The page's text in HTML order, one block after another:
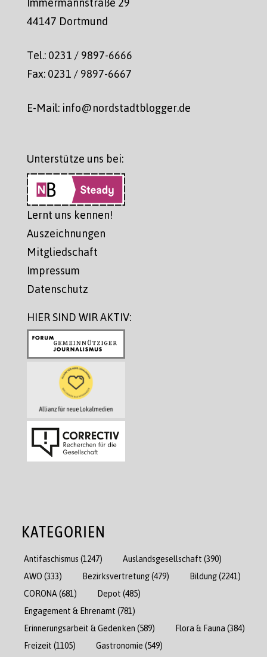
44147 Dortmund
Tel.: 0231 / 9897-6666
Fax: 0231 / 9897-6667
E-Mail: info@nordstadtblogger.de
Unterstütze uns bei:
Lernt uns kennen!
Auszeichnungen
Mitgliedschaft
Impressum
Datenschutz
HIER SIND WIR AKTIV:
KATEGORIEN
Antifaschismus (1247) Auslandsgesellschaft (390)
AWO (333) Bezirksvertretung(479) Bildung(2241)
CORONA (681) Depot (485)
Engagement & Ehrenamt (781)
Erinnerungsarbeit & Gedenken (589) Flora & Fauna (384)
Freizeit (1105) Gastronomie (549)